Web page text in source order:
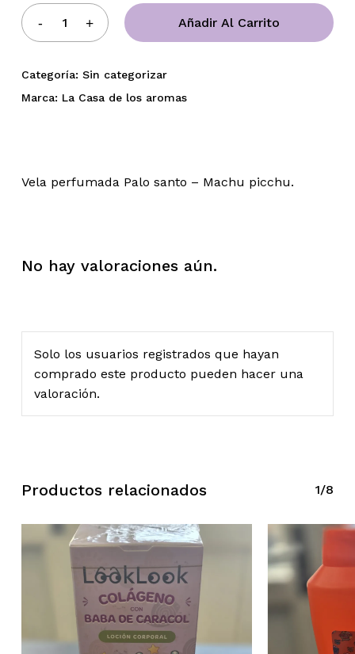
Añadir Al Carrito
Categoría: Sin categorizar
Marca: La Casa de los aromas
Vela perfumada Palo santo – Machu picchu.
No hay valoraciones aún.
Solo los usuarios registrados que hayan
comprado este producto pueden hacer una
valoración.
Productos relacionados 1/8